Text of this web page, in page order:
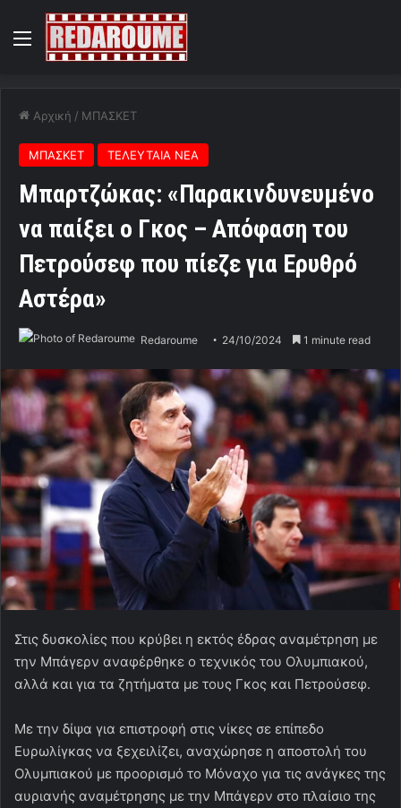
Menu
Αρχική / ΜΠΑΣΚΕΤ
ΜΠΑΣΚΕΤ ΤΕΛΕΥΤΑΙΑ ΝΕΑ
Μπαρτζώκας: «Παρακινδυνευμένο
να παίξει ο Γκος – Απόφαση του
Πετρούσεφ που πίεζε για Ερυθρό
Αστέρα»
Redaroume 24/10/2024 1 minute read
Στις δυσκολίες που κρύβει η εκτός έδρας αναμέτρηση με
την Μπάγερν αναφέρθηκε ο τεχνικός του Ολυμπιακού,
αλλά και για τα ζητήματα με τους Γκος και Πετρούσεφ.
Με την δίψα για επιστροφή στις νίκες σε επίπεδο
Ευρωλίγκας να ξεχειλίζει, αναχώρησε η αποστολή του
Ολυμπιακού με προορισμό το Μόναχο για τις ανάγκες της
αυριανής αναμέτρησης με την Μπάγερν στο πλαίσιο της